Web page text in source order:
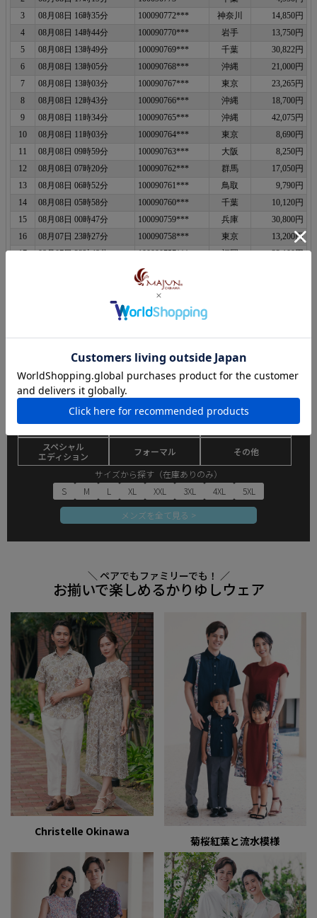
商品を探す
メンズ レディース
半袖シャツ 長袖シャツ
ポロシャツ
スペシャル
エディション
フォーマル
その他
サイズから探す（在庫ありのみ）
S
M L XL XXL 3XL 4XL
5XL
メンズを全て見る >
＼ ペアでもファミリーでも！ ／
お揃いで楽しめるかりゆしウェア
Christelle Okinawa
菊桜紅葉と流水模様